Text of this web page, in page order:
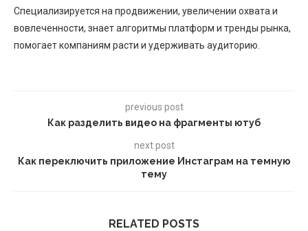
Специализируется на продвижении, увеличении охвата и
вовлеченности, знает алгоритмы платформ и тренды рынка,
помогает компаниям расти и удерживать аудиторию.
previous post
Как разделить видео на фрагменты ютуб
next post
Как переключить приложение Инстаграм на темную
тему
RELATED POSTS